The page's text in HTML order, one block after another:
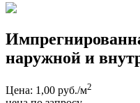
наружной и
Цена: 1,00 руб./м2